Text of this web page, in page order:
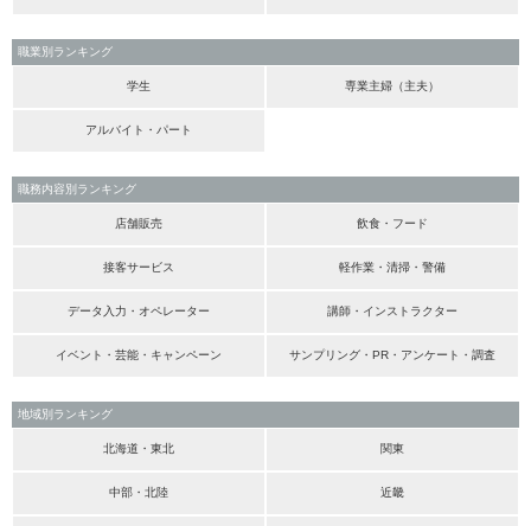
職業別ランキング
学生 専業主婦（主夫）
アルバイト・パート
職務内容別ランキング
店舗販売 飲食・フード
接客サービス 軽作業・清掃・警備
データ入力・オペレーター 講師・インストラクター
イベント・芸能・キャンペーン サンプリング・PR・アンケート・調査
地域別ランキング
北海道・東北 関東
中部・北陸 近畿